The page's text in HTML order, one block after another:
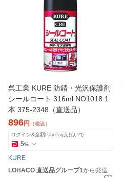
呉工業 KURE 防錆・光沢保護剤
シールコート 316ml NO1018 1
本 375-2348（直送品）
896円
（税込）
ログイン&全額PayPay支払いで
5%
KURE
LOHACO 直送品グループ1から発送